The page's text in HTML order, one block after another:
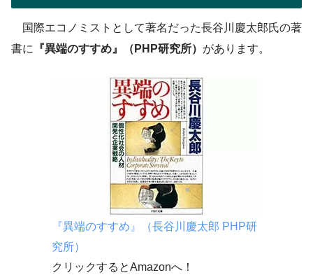
国際エコノミストとして著名だった長谷川慶太郎氏の著
書に
『異端のすすめ』（PHP研究所） があります。
『異端のすすめ』（長谷川慶太郎 PHP研
究所）
クリックするとAmazonへ！